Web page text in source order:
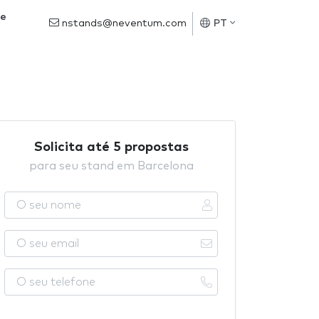
nstands@neventum.com PT
Solicita até 5 propostas
para seu stand em Barcelona